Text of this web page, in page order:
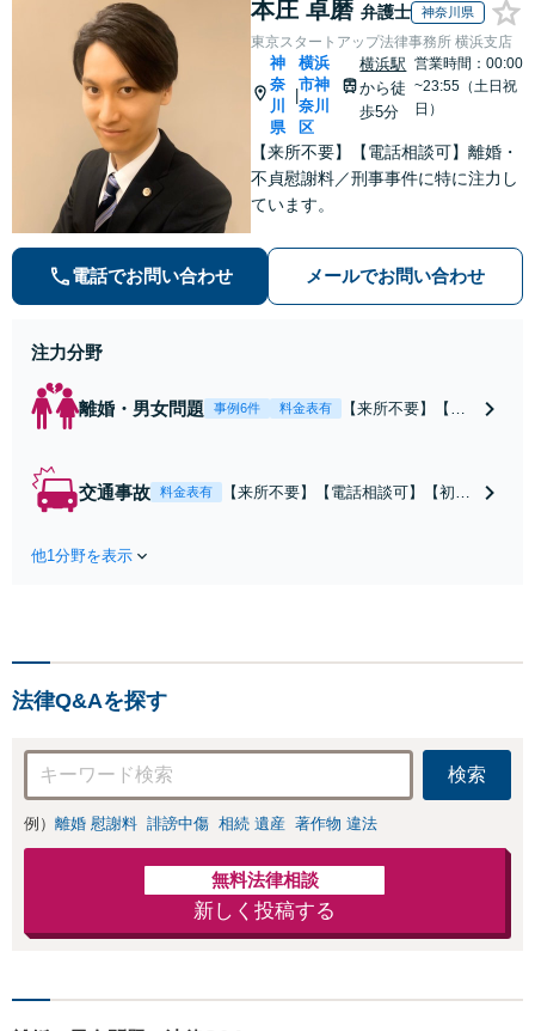
本庄 卓磨 弁護士 神奈川県
東京スタートアップ法律事務所 横浜支店
神
奈
川
県
横浜
市神
奈川
区
横浜駅
から徒
歩5分
営業時間：00:00
~23:55（土日祝
日）
【来所不要】【電話相談可】離婚・
不貞慰謝料／刑事事件に特に注力し
ています。
電話でお問い合わせ メールでお問い合わせ
注力分野
離婚・男女問題 事例6件 料金表有
【来所不要】【電
争点を整理し、見
交通事故 料金表有
【来所不要】【電話相談可】【初回
他1分野を表示
法律Q&Aを探す
検索
例） 離婚 慰謝料 誹謗中傷 相続 遺産 著作物 違法
無料法律相談
新しく投稿する